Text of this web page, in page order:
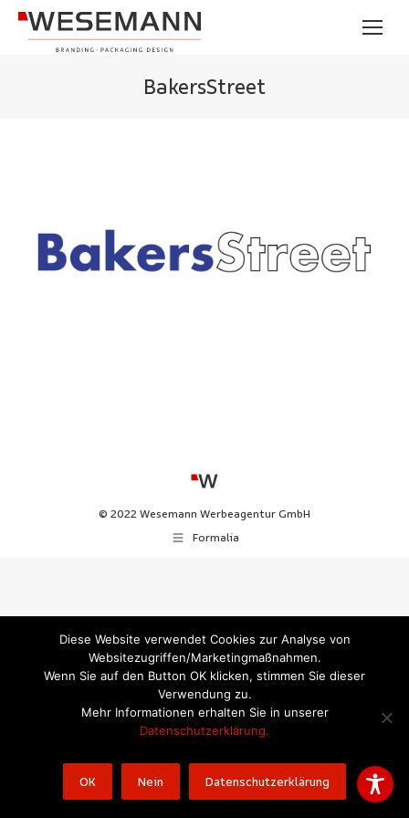
BakersStreet
© 2022 Wesemann Werbeagentur GmbH
Formalia
Diese Website verwendet Cookies zur Analyse von
Websitezugriffen/Marketingmaßnahmen.
Wenn Sie auf den Button OK klicken, stimmen Sie dieser
Verwendung zu.
Mehr Informationen erhalten Sie in unserer
Datenschutzerklärung.
OK Nein Datenschutzerklärung